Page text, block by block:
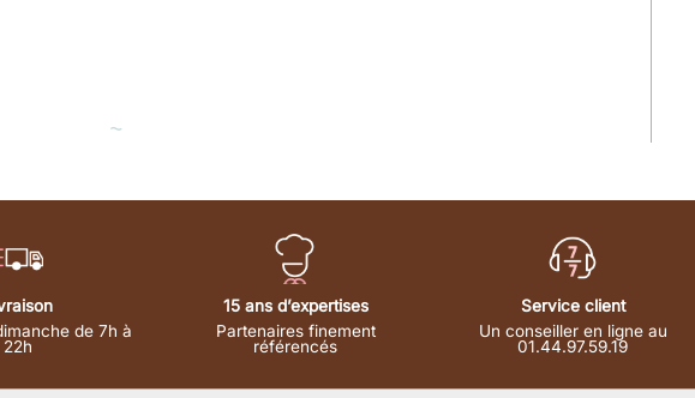
⁓
de 7h à
22h
15 ans d’expertises
Partenaires finement
référencés
Service client
Un conseiller en ligne au
01.44.97.59.19